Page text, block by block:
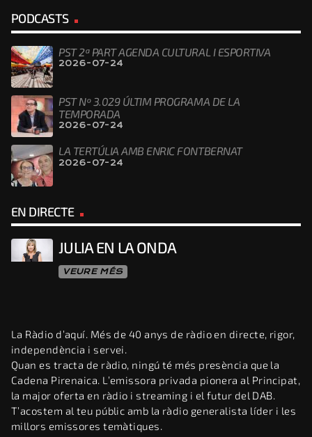
PODCASTS
PST 2ª PART AGENDA CULTURAL I ESPORTIVA
2026-07-24
PST Nº 3.029 ÚLTIM PROGRAMA DE LA
TEMPORADA
2026-07-24
LA TERTÚLIA AMB ENRIC FONTBERNAT
2026-07-24
EN DIRECTE
JULIA EN LA ONDA
VEURE MÉS
La Ràdio d’aquí. Més de 40 anys de ràdio en directe, rigor,
independència i servei.
Quan es tracta de ràdio, ningú té més presència que la
Cadena Pirenaica. L’emissora privada pionera al Principat,
la major oferta en ràdio i streaming i el futur del DAB.
T’acostem al teu públic amb la ràdio generalista líder i les
millors emissores temàtiques.